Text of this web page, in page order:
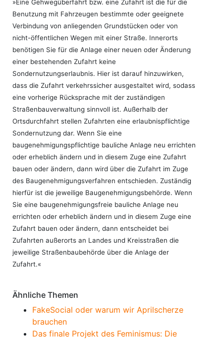
»Eine Gehwegüberfahrt bzw. eine Zufahrt ist die für die
Benutzung mit Fahrzeugen bestimmte oder geeignete
Verbindung von anliegenden Grundstücken oder von
nicht-öffentlichen Wegen mit einer Straße. Innerorts
benötigen Sie für die Anlage einer neuen oder Änderung
einer bestehenden Zufahrt keine
Sondernutzungserlaubnis. Hier ist darauf hinzuwirken,
dass die Zufahrt verkehrssicher ausgestaltet wird, sodass
eine vorherige Rücksprache mit der zuständigen
Straßenbauverwaltung sinnvoll ist. Außerhalb der
Ortsdurchfahrt stellen Zufahrten eine erlaubnispflichtige
Sondernutzung dar. Wenn Sie eine
baugenehmigungspflichtige bauliche Anlage neu errichten
oder erheblich ändern und in diesem Zuge eine Zufahrt
bauen oder ändern, dann wird über die Zufahrt im Zuge
des Baugenehmigungsverfahren entschieden. Zuständig
hierfür ist die jeweilige Baugenehmigungsbehörde. Wenn
Sie eine baugenehmigungsfreie bauliche Anlage neu
errichten oder erheblich ändern und in diesem Zuge eine
Zufahrt bauen oder ändern, dann entscheidet bei
Zufahrten außerorts an Landes und Kreisstraßen die
jeweilige Straßenbaubehörde über die Anlage der
Zufahrt.«
Ähnliche Themen
FakeSocial oder warum wir Aprilscherze
brauchen
Das finale Projekt des Feminismus: Die